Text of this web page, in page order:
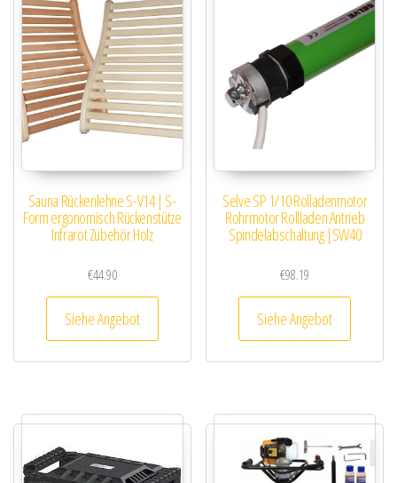
Sauna Rückenlehne S-V14 | S-
Form ergonomisch Rückenstütze
Infrarot Zubehör Holz
€44.90
Siehe Angebot
Selve SP 1/10 Rolladenmotor
Rohrmotor Rollladen Antrieb
Spindelabschaltung |SW40
€98.19
Siehe Angebot